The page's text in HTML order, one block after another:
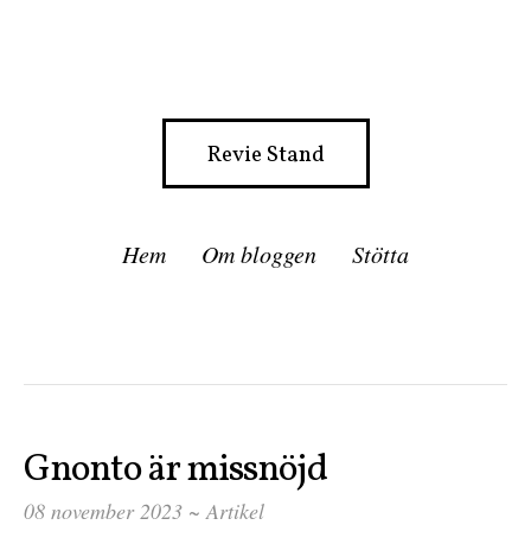
Revie Stand
Hem Om bloggen Stötta
Gnonto är missnöjd
08 november 2023 ~ Artikel